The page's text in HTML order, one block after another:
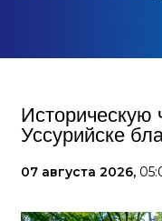
Историческую
Уссурийске
07 августа 2026,